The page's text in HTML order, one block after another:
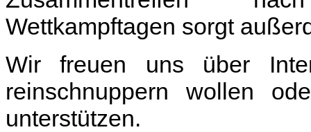
Wettkampftagen sorgt
Wir freuen uns über
reinschnuppern wollen
unterstützen.